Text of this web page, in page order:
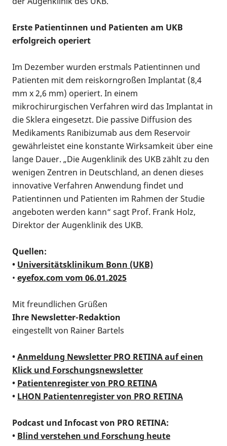
Erste Patientinnen und Patienten am UKB
erfolgreich operiert
Im Dezember wurden erstmals Patientinnen und
Patienten mit dem reiskorngroßen Implantat (8,4
mm x 2,6 mm) operiert. In einem
mikrochirurgischen Verfahren wird das Implantat in
die Sklera eingesetzt. Die passive Diffusion des
Medikaments Ranibizumab aus dem Reservoir
gewährleistet eine konstante Wirksamkeit über eine
lange Dauer. „Die Augenklinik des UKB zählt zu den
wenigen Zentren in Deutschland, an denen dieses
innovative Verfahren Anwendung findet und
Patientinnen und Patienten im Rahmen der Studie
angeboten werden kann“ sagt Prof. Frank Holz,
Direktor der Augenklinik des UKB.
Quellen:
• Universitätsklinikum Bonn (UKB)
• eyefox.com vom 06.01.2025
Mit freundlichen Grüßen
Ihre Newsletter-Redaktion
eingestellt von Rainer Bartels
•Anmeldung Newsletter PRO RETINA auf einen
Klick und Forschungsnewsletter
• Patientenregister von PRO RETINA
• LHON Patientenregister von PRO RETINA
Podcast und Infocast von PRO RETINA:
• Blind verstehen und Forschung heute